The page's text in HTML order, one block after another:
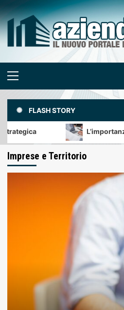
to
content
Primary
FLASH STORY
L’importanza dei CAF
Imprese e Territorio